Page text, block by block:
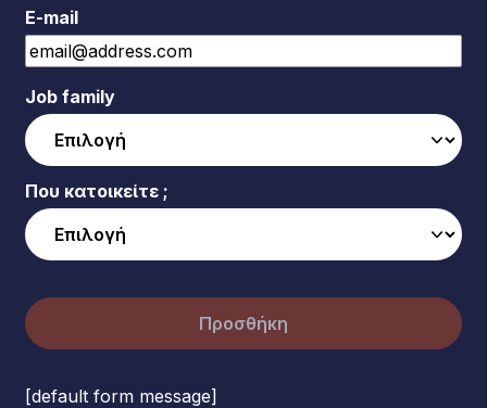
E-mail
Job family
Που κατοικείτε ;
Προσθήκη
[default form message]